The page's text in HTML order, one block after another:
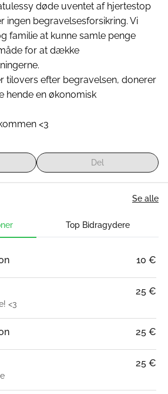
døde uventet af hjertestop
ingen begravelsesforsikring. Vi
familie at kunne samle penge
for at dække
tilovers efter begravelsen, donerer
hende en økonomisk
<3
Del
Se alle
Top Bidragydere
10 €
25 €
<3
25 €
25 €